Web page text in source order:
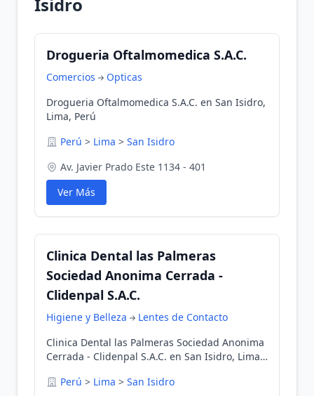
Drogueria Oftalmomedica S.A.C.
Comercios
Opticas
Drogueria Oftalmomedica S.A.C. en San Isidro,
Lima, Perú
Perú > Lima > San Isidro
Av. Javier Prado Este 1134 - 401
Ver Más
Clinica Dental las Palmeras
Sociedad Anonima Cerrada -
Clidenpal S.A.C.
Higiene y Belleza
Lentes de Contacto
Clinica Dental las Palmeras Sociedad Anonima
Cerrada - Clidenpal S.A.C. en San Isidro, Lima,
Perú > Lima > San Isidro